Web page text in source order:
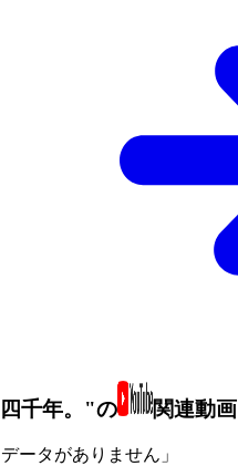
千年。"の 関連動画
データがありません」